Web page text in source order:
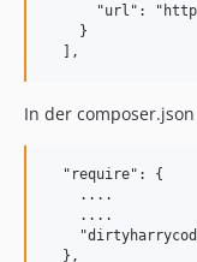
"url":
    }
In der
  "require": {
    ....
    ....